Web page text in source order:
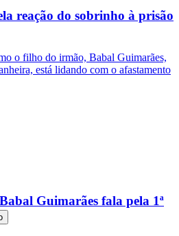
reação do sobrinho à prisão
o filho do irmão, Babal Guimarães,
está lidando com o afastamento
Guimarães fala pela 1ª